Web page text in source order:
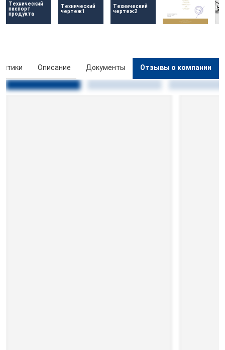
Технический
паспорт
продукта
Технический
чертеж1
Технический
чертеж2
Описание Документы Отзывы о компании